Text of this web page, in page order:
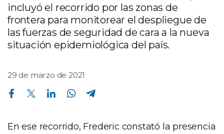
incluyó el recorrido por las zonas de
frontera para monitorear el despliegue de
las fuerzas de seguridad de cara a la nueva
situación epidemiológica del país.
29 de marzo de 2021
Compartir en Facebook Compartir en Twitter Compartir en Linkedin Compartir en Whatsapp
En ese recorrido, Frederic constató la presencia